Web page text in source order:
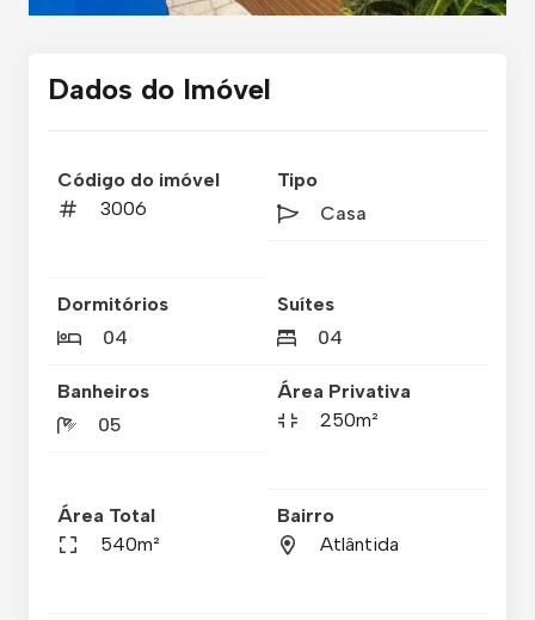
Dados do Imóvel
Código do imóvel
3006
Tipo
Casa
Dormitórios
04
Suítes
04
Banheiros
05
Área Privativa
250m²
Área Total
540m²
Bairro
Atlântida